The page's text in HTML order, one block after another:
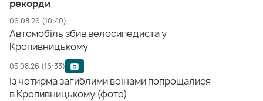
рекорди
06.08.26 (10:40)
Автомобіль збив велосипедиста у
Кропивницькому
05.08.26 (16:33)
Із чотирма загиблими воїнами попрощалися
в Кропивницькому (фото)